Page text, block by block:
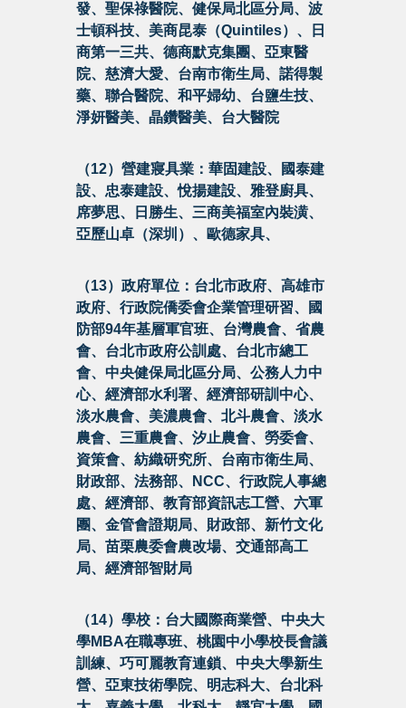
發、聖保祿醫院、健保局北區分局、波
士頓科技、美商昆泰（Quintiles）、日
商第一三共、德商默克集團、亞東醫
院、慈濟大愛、台南市衛生局、諾得製
藥、聯合醫院、和平婦幼、台鹽生技、
淨妍醫美、晶鑽醫美、台大醫院
（12）營建寢具業：華固建設、國泰建
設、忠泰建設、悅揚建設、雅登廚具、
席夢思、日勝生、三商美福室內裝潢、
亞歷山卓（深圳）、歐德家具、
（13）政府單位：台北市政府、高雄市
政府、行政院僑委會企業管理研習、國
防部94年基層軍官班、台灣農會、省農
會、台北市政府公訓處、台北市總工
會、中央健保局北區分局、公務人力中
心、經濟部水利署、經濟部研訓中心、
淡水農會、美濃農會、北斗農會、淡水
農會、三重農會、汐止農會、勞委會、
資策會、紡織研究所、台南市衛生局、
財政部、法務部、NCC、行政院人事總
處、經濟部、教育部資訊志工營、六軍
團、金管會證期局、財政部、新竹文化
局、苗栗農委會農改場、交通部高工
局、經濟部智財局
（14）學校：台大國際商業營、中央大
學MBA在職專班、桃園中小學校長會議
訓練、巧可麗教育連鎖、中央大學新生
營、亞東技術學院、明志科大、台北科